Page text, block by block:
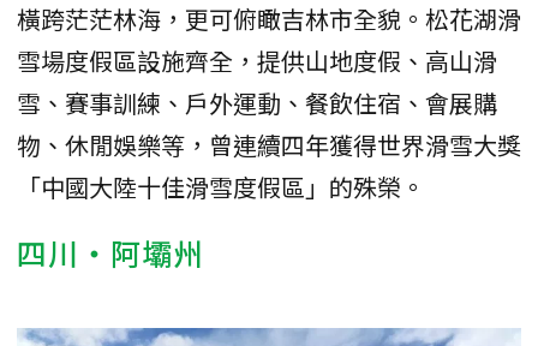
橫跨茫茫林海，更可俯瞰吉林市全貌。松花湖滑
雪場度假區設施齊全，提供山地度假、高山滑
雪、賽事訓練、戶外運動、餐飲住宿、會展購
物、休閒娛樂等，曾連續四年獲得世界滑雪大獎
「中國大陸十佳滑雪度假區」的殊榮。
四川・阿壩州